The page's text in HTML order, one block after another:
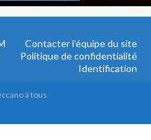
Contacter l’équipe du site
Politique de confidentialité
Identification
à tous